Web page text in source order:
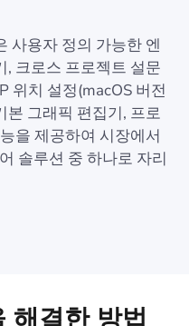
사용자 정의 가능한 엔
, 크로스 프로젝트 설문
위치 설정(macOS 버전
본 그래픽 편집기, 프로
을 제공하여 시장에서
솔루션 중 하나로 자리
결한 방법